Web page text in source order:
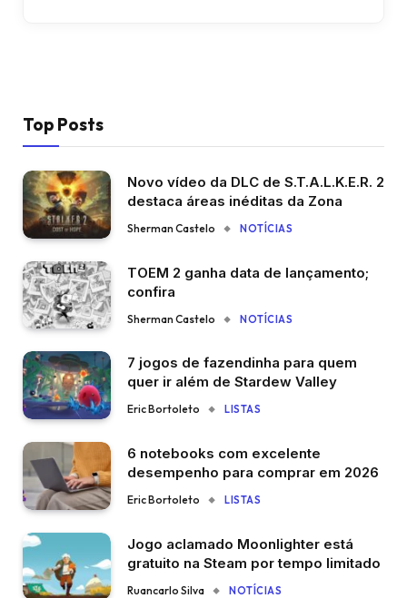
Top Posts
Novo vídeo da DLC de S.T.A.L.K.E.R. 2
destaca áreas inéditas da Zona
Sherman Castelo NOTÍCIAS
TOEM 2 ganha data de lançamento;
confira
Sherman Castelo NOTÍCIAS
7 jogos de fazendinha para quem
quer ir além de Stardew Valley
Eric Bortoleto LISTAS
6 notebooks com excelente
desempenho para comprar em 2026
Eric Bortoleto LISTAS
Jogo aclamado Moonlighter está
gratuito na Steam por tempo limitado
Ruancarlo Silva NOTÍCIAS